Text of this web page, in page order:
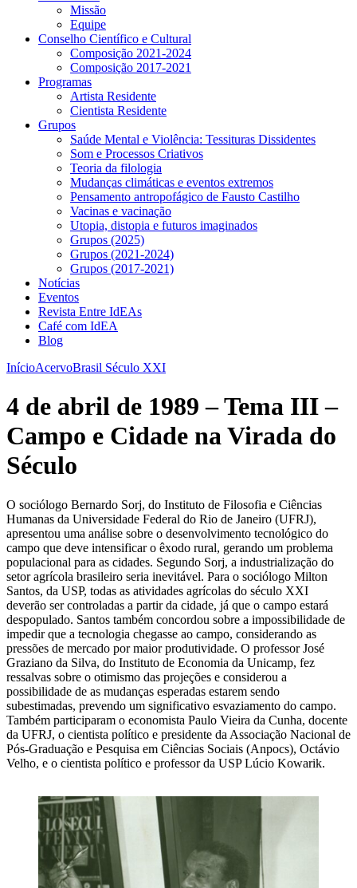
Missão
Equipe
Conselho Científico e Cultural
Composição 2021-2024
Composição 2017-2021
Programas
Artista Residente
Cientista Residente
Grupos
Saúde Mental e Violência: Tessituras Dissidentes
Som e Processos Criativos
Teoria da filologia
Mudanças climáticas e eventos extremos
Pensamento antropofágico de Fausto Castilho
Vacinas e vacinação
Utopia, distopia e futuros imaginados
Grupos (2025)
Grupos (2021-2024)
Grupos (2017-2021)
Notícias
Eventos
Revista Entre IdEAs
Café com IdEA
Blog
InícioAcervoBrasil Século XXI
4 de abril de 1989 – Tema III –
Campo e Cidade na Virada do
Século
O sociólogo Bernardo Sorj, do Instituto de Filosofia e Ciências
Humanas da Universidade Federal do Rio de Janeiro (UFRJ),
apresentou uma análise sobre o desenvolvimento tecnológico do
campo que deve intensificar o êxodo rural, gerando um problema
populacional para as cidades. Segundo Sorj, a industrialização do
setor agrícola brasileiro seria inevitável. Para o sociólogo Milton
Santos, da USP, todas as atividades agrícolas do século XXI
deverão ser controladas a partir da cidade, já que o campo estará
despopulado. Santos também concordou sobre a impossibilidade de
impedir que a tecnologia chegasse ao campo, considerando as
pressões de mercado por maior produtividade. O professor José
Graziano da Silva, do Instituto de Economia da Unicamp, fez
ressalvas sobre o otimismo das projeções e considerou a
possibilidade de as mudanças esperadas estarem sendo
subestimadas, prevendo um significativo esvaziamento do campo.
Também participaram o economista Paulo Vieira da Cunha, docente
da UFRJ, o cientista político e presidente da Associação Nacional de
Pós-Graduação e Pesquisa em Ciências Sociais (Anpocs), Octávio
Velho, e o cientista político e professor da USP Lúcio Kowarik.